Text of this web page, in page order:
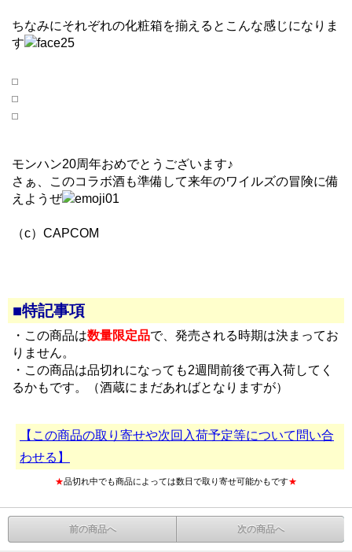
ちなみにそれぞれの化粧箱を揃えるとこんな感じになりま
す
モンハン20周年おめでとうございます♪
さぁ、このコラボ酒も準備して来年のワイルズの冒険に備
えようぜ
（c）CAPCOM
■特記事項
・この商品は数量限定品で、発売される時期は決まってお
りません。
・この商品は品切れになっても2週間前後で再入荷してく
るかもです。（酒蔵にまだあればとなりますが）
【この商品の取り寄せや次回入荷予定等について問い合
わせる】
★品切れ中でも商品によっては数日で取り寄せ可能かもです★
前の商品へ 次の商品へ